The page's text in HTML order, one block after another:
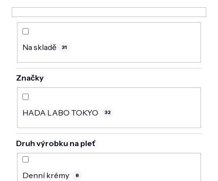
Na skladě 31
Značky
HADA LABO TOKYO 32
Druh výrobku na pleť
Denní krémy 8